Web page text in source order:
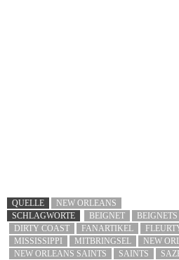
QUELLE
NEW ORLEANS
SCHLAGWORTE
BEIGNET BEIGNETS
DIRTY COAST
FANARTIKEL
MISSISSIPPI
MITBRINGSEL
NEW
NEW ORLEANS SAINTS
SAINTS